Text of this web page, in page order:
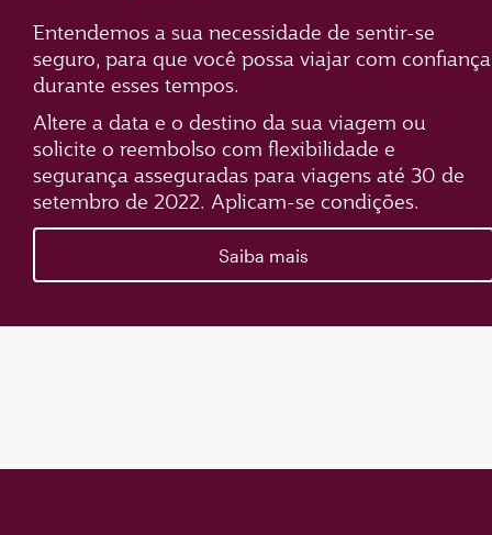
Entendemos a sua necessidade de sentir-se
seguro, para que você possa viajar com confiança
durante esses tempos.
Altere a data e o destino da sua viagem ou
solicite o reembolso com flexibilidade e
segurança asseguradas para viagens até 30 de
setembro de 2022. Aplicam-se condições.
Saiba mais